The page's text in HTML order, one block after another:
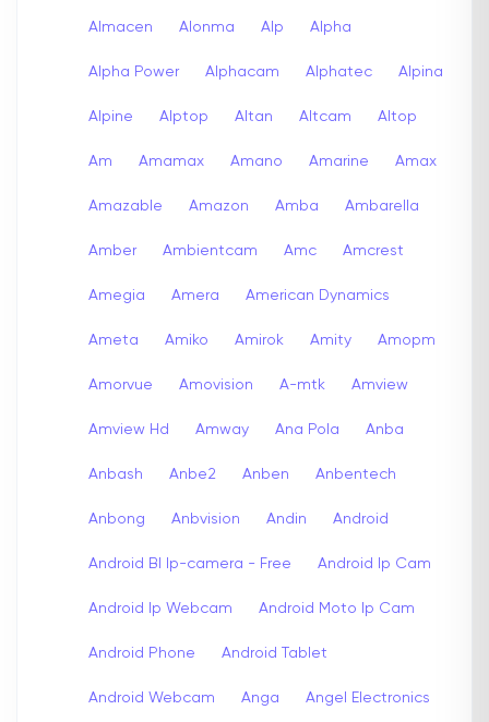
Almacen Alonma Alp Alpha
Alpha Power Alphacam Alphatec Alpina
Alpine Alptop Altan Altcam Altop
Am Amamax Amano Amarine Amax
Amazable Amazon Amba Ambarella
Amber Ambientcam Amc Amcrest
Amegia Amera American Dynamics
Ameta Amiko Amirok Amity Amopm
Amorvue Amovision A-mtk Amview
Amview Hd Amway Ana Pola Anba
Anbash Anbe2 Anben Anbentech
Anbong Anbvision Andin Android
Android Bl Ip-camera - Free Android Ip Cam
Android Ip Webcam Android Moto Ip Cam
Android Phone Android Tablet
Android Webcam Anga Angel Electronics